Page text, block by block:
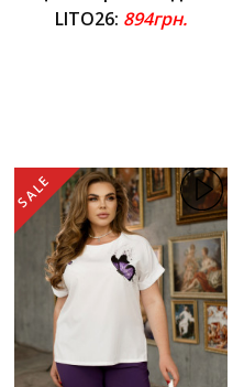
LITO26: 894грн.
SALE